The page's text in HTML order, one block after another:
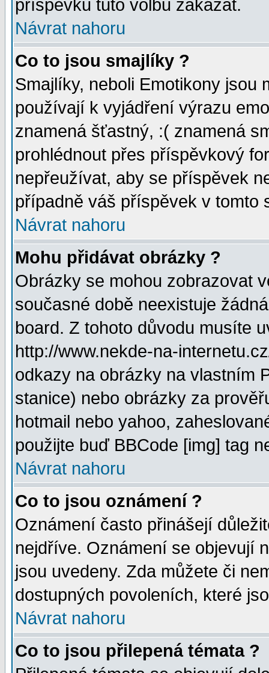
příspěvku tuto volbu zakázat.
Návrat nahoru
Co to jsou smajlíky ?
Smajlíky, neboli Emotikony jsou
používají k vyjádření výrazu
znamená šťastný, :( znamená
prohlédnout přes příspěvkový
nepřeužívat, aby se příspěvek
případně váš příspěvek v tomto
Návrat nahoru
Mohu přidávat obrázky ?
Obrázky se mohou zobrazovat
současné době neexistuje
board. Z tohoto důvodu musíte
http://www.nekde-na-
odkazy na obrázky na vlastním
stanice) nebo obrázky za
hotmail nebo yahoo,
použijte buď BBCode [img] tag
Návrat nahoru
Co to jsou oznámení ?
Oznámení často přinášejí
nejdříve. Oznámení se objevují
jsou uvedeny. Zda můžete či
dostupných povoleních, které
Návrat nahoru
Co to jsou přilepená témata ?